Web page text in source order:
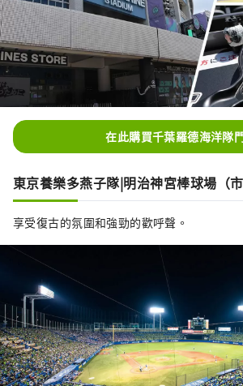
在此購買千葉羅德海洋隊
東京養樂多燕子隊|明治神宮棒球場（市
享受復古的氛圍和強勁的歡呼聲。